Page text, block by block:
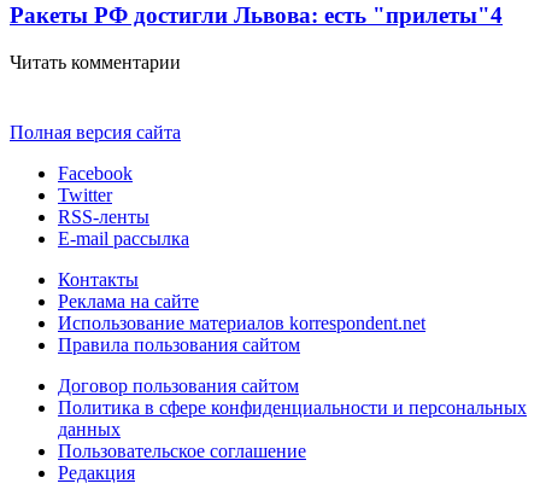
Ракеты РФ достигли Львова: есть "прилеты"4
Читать комментарии
Полная версия сайта
Facebook
Twitter
RSS-ленты
E-mail рассылка
Контакты
Реклама на сайте
Использование материалов korrespondent.net
Правила пользования сайтом
Договор пользования сайтом
Политика в сфере конфиденциальности и персональных
данных
Пользовательское соглашение
Редакция